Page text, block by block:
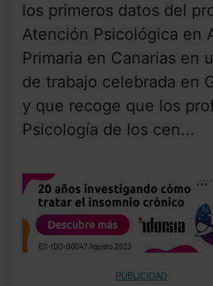
los primeros datos del
Atención Psicológica en
Primaria en Canarias en
de trabajo celebrada en
y que recoge que los
Psicología de los cen...
PUBLICIDAD